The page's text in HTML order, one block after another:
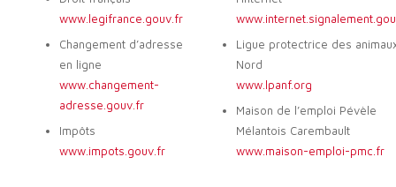
www.legifrance.gouv.fr
Changement d’adresse
en ligne
www.changement-
adresse.gouv.fr
Impôts
www.impots.gouv.fr
Ligue protectrice des
Nord
www.lpanf.org
Maison de l’emploi Pévèle
Mélantois Carembault
www.maison-emploi-pmc.fr